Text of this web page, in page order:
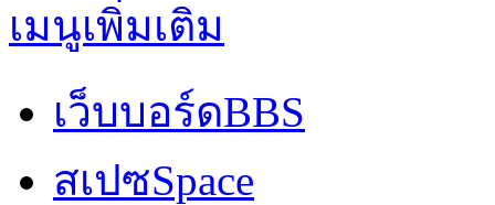
เมนูเพิ่มเติม
เว็บบอร์ดBBS
สเปซSpace